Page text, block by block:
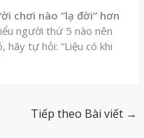
chơi nào “lạ đời” hơn
người thứ 5 nào nên
hãy tự hỏi: “Liệu có khi
Tiếp theo Bài viết →